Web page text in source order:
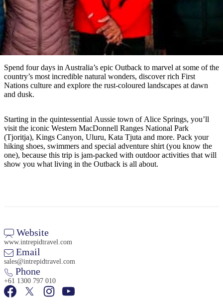
內
陸
和
戶
外
按
地
區
探
索
玩
活
動
推
薦
榜
單
您
的
旅
行
實
用
資
訊
規
工
具
搜
尋:
Sign
up
Spend four days in Australia’s epic Outback to marvel at some of the
country’s most incredible natural wonders, discover rich First
Nations culture and explore the rust-coloured landscapes at dawn
and dusk.
Starting in the quintessential Aussie town of Alice Springs, you’ll
visit the iconic Western MacDonnell Ranges National Park
(Tjoritja), Kings Canyon, Uluru, Kata Tjuta and more. Pack your
hiking shoes, swimmers and special adventure shirt (you know the
one), because this trip is jam-packed with outdoor activities that will
show you what living in the Outback is all about.
Website
www.intrepidtravel.com
Email
sales@intrepidtravel.com
Phone
+61 1300 797 010